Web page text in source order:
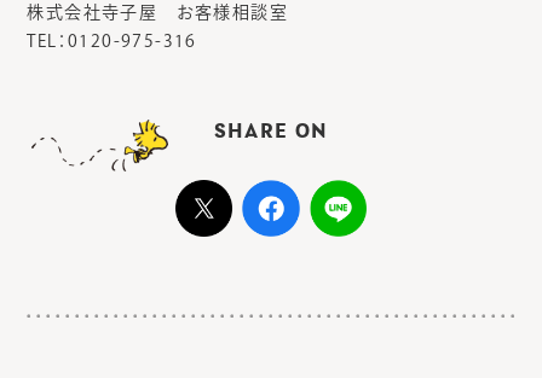
株式会社寺子屋 お客様相談室
TEL：0120-975-316
SHARE ON